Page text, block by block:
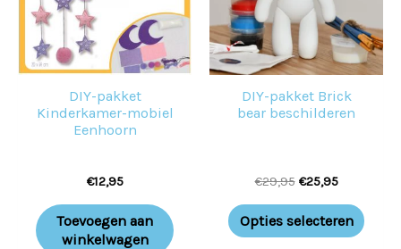
DIY-pakket
Kinderkamer-mobiel
Eenhoorn
€12,95
Toevoegen aan
winkelwagen
DIY-pakket Brick
bear beschilderen
€29,95 €25,95
Opties selecteren